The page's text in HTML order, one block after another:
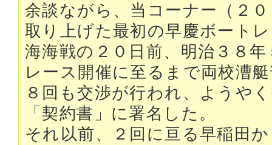
余談ながら、当コーナー（２
取り上げた最初の早慶ボート
海海戦の２０日前、明治３８
レース開催に至るまで両校漕
８回も交渉が行われ、ようや
「契約書」に署名した。
それ以前、２回に亘る早稲田